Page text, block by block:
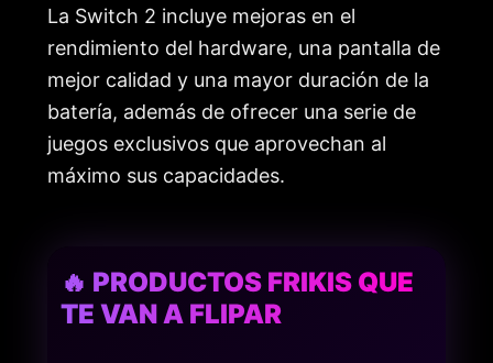
La Switch 2 incluye mejoras en el
rendimiento del hardware, una pantalla de
mejor calidad y una mayor duración de la
batería, además de ofrecer una serie de
juegos exclusivos que aprovechan al
máximo sus capacidades.
🔥 PRODUCTOS FRIKIS QUE
TE VAN A FLIPAR